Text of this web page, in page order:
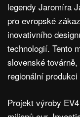
legendy Jaromíra
pro evropské
inovativního
technologií. Tento
slovenské
regionální
Projekt výroby